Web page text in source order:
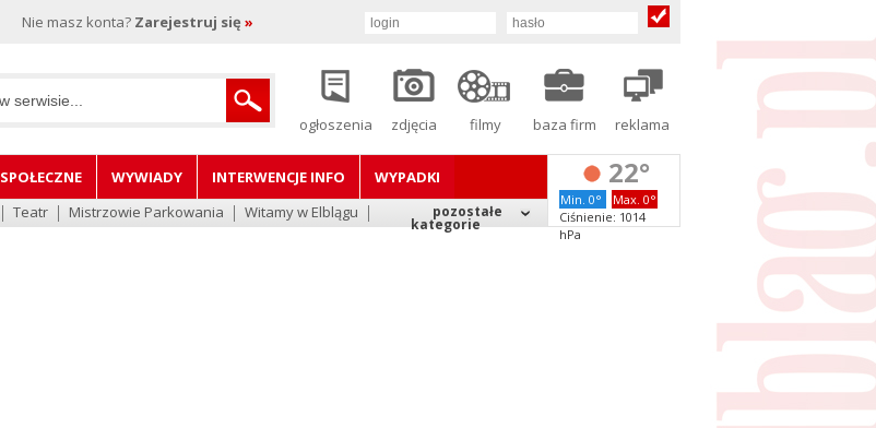
Nie masz konta? Zarejestruj się »
ogłoszenia zdjęcia filmy baza firm reklama
SPOŁECZNE WYWIADY INTERWENCJE INFO
WYPADKI
Teatr Mistrzowie Parkowania Witamy w Elblągu pozostałe
kategorie
22°
Min. 0°
Max. 0°
Ciśnienie: 1014
hPa